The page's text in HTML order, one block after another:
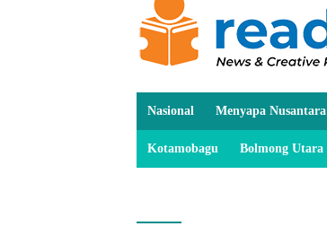
Nasional Menyapa Nusantara
Kotamobagu Bolmong Utara